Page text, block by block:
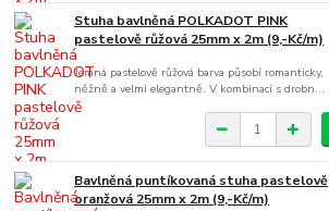
Stuha bavlněná POLKADOT PINK
pastelově růžová 25mm x 2m (9,-Kč/m)
Jemná pastelově růžová barva působí romanticky,
něžně a velmi elegantně. V kombinaci s drobn...
Bavlněná puntíkovaná stuha pastelově
oranžová 25mm x 2m (9,-Kč/m)